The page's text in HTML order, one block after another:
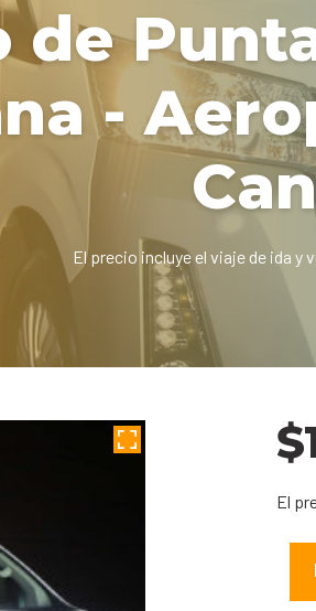
-
El precio incluye el viaje de ida y
$
El